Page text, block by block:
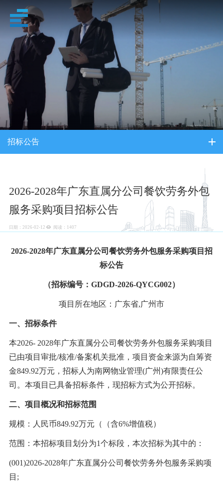
招采信息
招标公告
2026-2028年广东直属分公司餐饮劳务外包
服务采购项目招标公告
日期：2026-02-12 阅读： 1407
2026-2028年广东直属分公司餐饮劳务外包服务采购项目招
标公告
（招标编号： GDGD-2026-QYCG002）
项目所在地区：广东省,广州市
一、招标条件
本2026- 2028年广东直属分公司餐饮劳务外包服务采购项目
已由项目审批/核准/备案机关批准，项目资金来源为自筹资
金849.92万元，招标人为南网物业管理(广州)有限责任公
司。本项目已具备招标条件，现招标方式为公开招标。
二、项目概况和招标范围
规模：人民币849.92万元（（含6%增值税）
范围：本招标项目划分为1个标段，本次招标为其中的：
(001)2026-2028年广东直属分公司餐饮劳务外包服务采购项
目;